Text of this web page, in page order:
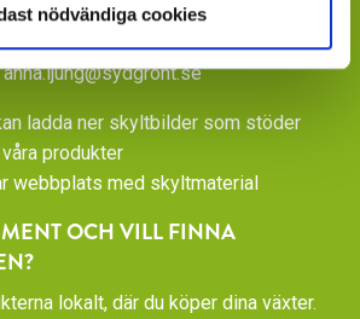
nödvändiga cookies
leverantör till din verksamhet?
anna.ljung@sydgront.se
ladda ner skyltbilder som stöder
produkter
webbplats med skyltmaterial
OCH VILL FINNA
lokalt, där du köper dina växter.